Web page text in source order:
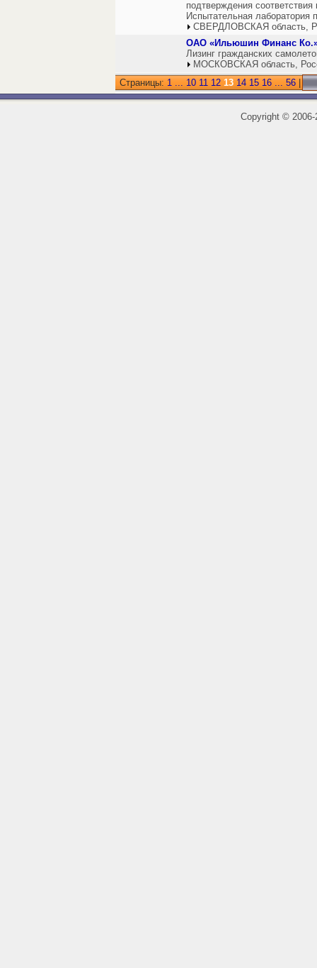
подтверждения
Испытательная лаборатория
СВЕРДЛОВСКАЯ область,
ОАО «Ильюшин Финанс
Лизинг гражданских
МОСКОВСКАЯ область,
Страницы: 1 ... 10 11 12 13 14 15 16 ... 56
Copyright ©